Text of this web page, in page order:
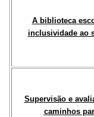
A biblioteca
inclusividade ao
Supervisão e
caminhos